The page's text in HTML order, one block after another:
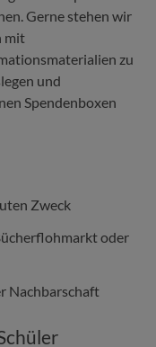
Gerne stehen wir
mit
zu
und
Spendenboxen
Zweck
oder
Nachbarschaft